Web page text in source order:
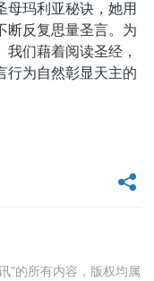
母玛利亚秘诀，她用
断反复思量圣言。为
们藉着阅读圣经，
行为自然彰显天主的
”的所有内容，版权均属